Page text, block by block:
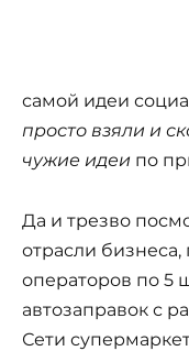
самой идеи
просто взяли и
чужие идеи по
Да и трезво
отрасли
операторов по 5
автозаправок с
Сети